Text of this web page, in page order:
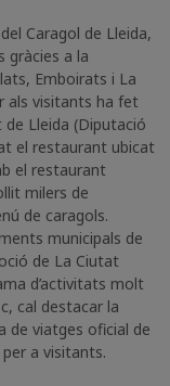
Caragol de Lleida,
gràcies a la
Emboirats i La
als visitants ha fet
Lleida (Diputació
el restaurant ubicat
el restaurant
milers de
de caragols.
municipals de
de La Ciutat
d’activitats molt
cal destacar la
de viatges oficial de
a visitants.